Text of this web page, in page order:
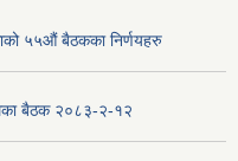
५५औं बैठकका निर्णयहरु
बैठक २०८३-२-१२